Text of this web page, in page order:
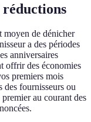
moyen de dénicher
a des périodes
anniversaires
offrir des économies
premiers mois
des fournisseurs ou
au courant des